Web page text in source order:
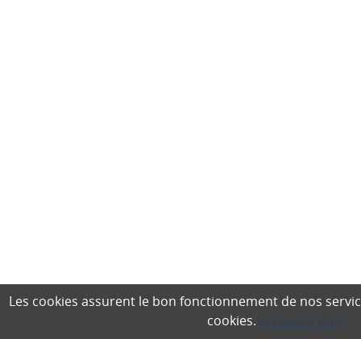
Les cookies assurent le bon fonctionnement de nos
cookies.